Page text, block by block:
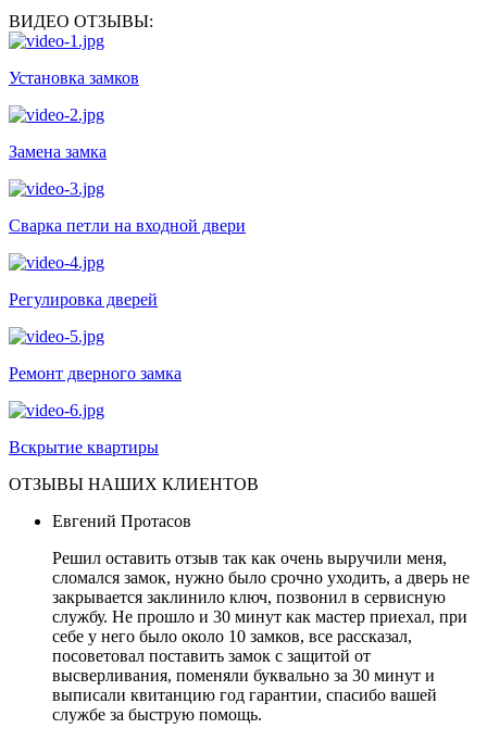
ВИДЕО ОТЗЫВЫ:
Установка замков
Замена замка
Сварка петли на входной двери
Регулировка дверей
Ремонт дверного замка
Вскрытие квартиры
ОТЗЫВЫ НАШИХ КЛИЕНТОВ
Евгений Протасов
Решил оставить отзыв так как очень выручили меня,
сломался замок, нужно было срочно уходить, а дверь не
закрывается заклинило ключ, позвонил в сервисную
службу. Не прошло и 30 минут как мастер приехал, при
себе у него было около 10 замков, все рассказал,
посоветовал поставить замок с защитой от
высверливания, поменяли буквально за 30 минут и
выписали квитанцию год гарантии, спасибо вашей
службе за быструю помощь.